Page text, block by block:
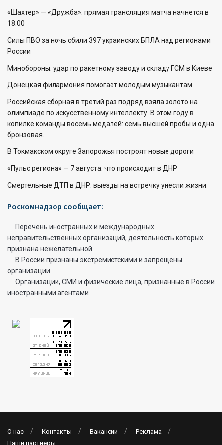
«Шахтер» — «Дружба»: прямая трансляция матча начнется в
18:00
Силы ПВО за ночь сбили 397 украинских БПЛА над регионами
России
Минобороны: удар по ракетному заводу и складу ГСМ в Киеве
Донецкая филармония помогает молодым музыкантам
Российская сборная в третий раз подряд взяла золото на
олимпиаде по искусственному интеллекту. В этом году в
копилке команды восемь медалей: семь высшей пробы и одна
бронзовая.
В Токмакском округе Запорожья построят новые дороги
«Пульс региона» — 7 августа: что происходит в ДНР
Смертельные ДТП в ДНР: выезды на встречку унесли жизни
Роскомнадзор сообщает:
Перечень иностранных и международных
неправительственных организаций, деятельность которых
признана нежелательной
В России признаны экстремистскими и запрещены
организации
Организации, СМИ и физические лица, признанные в России
иностранными агентами
О нас Контакты Вакансии
Реклама
Наши партнёры